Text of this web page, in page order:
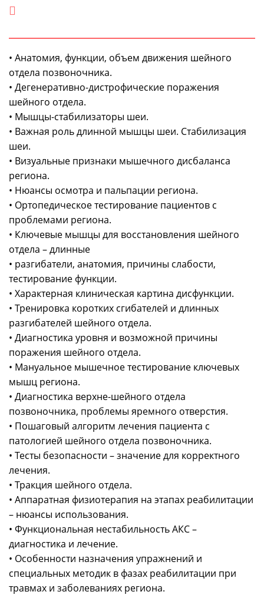
• Анатомия, функции, объем движения шейного
отдела позвоночника.
• Дегенеративно-дистрофические поражения
шейного отдела.
• Мышцы-стабилизаторы шеи.
• Важная роль длинной мышцы шеи. Стабилизация
шеи.
• Визуальные признаки мышечного дисбаланса
региона.
• Нюансы осмотра и пальпации региона.
• Ортопедическое тестирование пациентов с
проблемами региона.
• Ключевые мышцы для восстановления шейного
отдела – длинные
• разгибатели, анатомия, причины слабости,
тестирование функции.
• Характерная клиническая картина дисфункции.
• Тренировка коротких сгибателей и длинных
разгибателей шейного отдела.
• Диагностика уровня и возможной причины
поражения шейного отдела.
• Мануальное мышечное тестирование ключевых
мышц региона.
• Диагностика верхне-шейного отдела
позвоночника, проблемы яремного отверстия.
• Пошаговый алгоритм лечения пациента с
патологией шейного отдела позвоночника.
• Тесты безопасности – значение для корректного
лечения.
• Тракция шейного отдела.
• Аппаратная физиотерапия на этапах реабилитации
– нюансы использования.
• Функциональная нестабильность АКС –
диагностика и лечение.
• Особенности назначения упражнений и
специальных методик в фазах реабилитации при
травмах и заболеваниях региона.